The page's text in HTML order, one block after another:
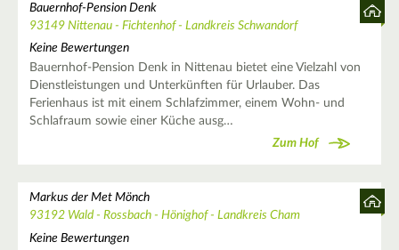
Bauernhof-Pension Denk
93149 Nittenau - Fichtenhof - Landkreis Schwandorf
Keine Bewertungen
Bauernhof-Pension Denk in Nittenau bietet eine Vielzahl von
Dienstleistungen und Unterkünften für Urlauber. Das
Ferienhaus ist mit einem Schlafzimmer, einem Wohn- und
Schlafraum sowie einer Küche ausg…
Zum Hof
Markus der Met Mönch
93192 Wald - Rossbach - Hönighof - Landkreis Cham
Keine Bewertungen